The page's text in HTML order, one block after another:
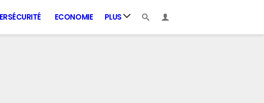
ECONOMIE PLUS